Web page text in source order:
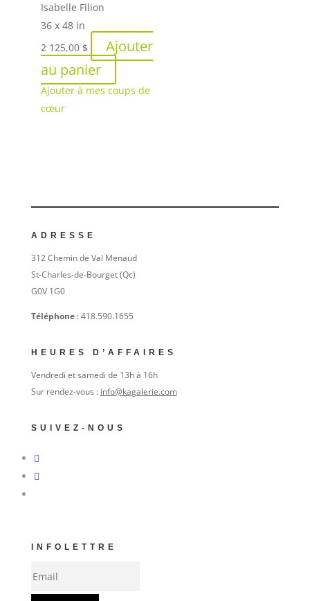
Isabelle Filion
36 x 48 in
2 125,00 $
Ajouter
au panier
Ajouter à mes coups de
cœur
ADRESSE
312 Chemin de Val Menaud
St-Charles-de-Bourget (Qc)
G0V 1G0
Téléphone : 418.590.1655
HEURES D’AFFAIRES
Vendredi et samedi de 13h à 16h
Sur rendez-vous : info@kagalerie.com
SUIVEZ-NOUS
INFOLETTRE